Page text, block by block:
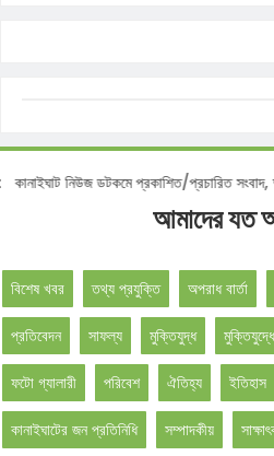
:কানাইঘাট নিউজ ডটকমে প্রকাশিত/প্রচারিত
আমাদের যত
বিশেষ খবর তথ্য প্রযুক্তি অপরাধ বার্তা
প্রতিবেদন সাফল্য মুক্তিযুদ্ধ
ফটো গ্যালারী পরিবেশ ঐতিহ্য ইতিহাস
কানাইঘাটের জন প্রতিনিধি সম্পাদকীয়